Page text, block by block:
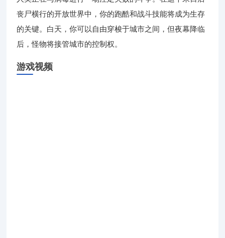
丧尸横行的开放世界中，你的跑酷和战斗技能将成为生存
的关键。白天，你可以自由穿梭于城市之间，但夜幕降临
后，怪物将接管城市的控制权。
游戏视频